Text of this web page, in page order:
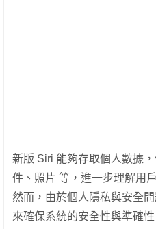
新版 Siri 能夠存取個人數據
件、照片 等，進一步理解用
然而，由於個人隱私與安全
來確保系統的安全性與準確性